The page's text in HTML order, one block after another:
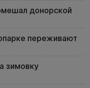
донорской
переживают
зимовку